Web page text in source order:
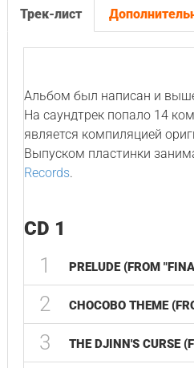
Трек-лист
Альбом был написан и
На саундтрек попало 14
является компиляцией
Выпуском пластинки
Records.
CD 1
1 PRELUDE (FROM
2 CHOCOBO THEME
3 THE DJINN'S CURSE